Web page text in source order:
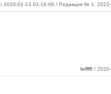
/ 2020-02-13 01:16:06 / Редакция № 1:
lefff5 /